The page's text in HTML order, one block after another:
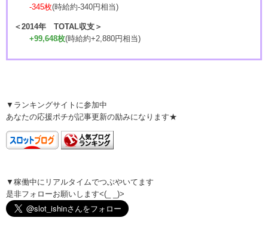
-345枚(時給約-340円相当)
＜2014年 TOTAL収支＞
+99,648枚(時給約+2,880円相当)
▼ランキングサイトに参加中
あなたの応援ポチが記事更新の励みになります★
▼稼働中にリアルタイムでつぶやいてます
是非フォローお願いします<(_ _)>